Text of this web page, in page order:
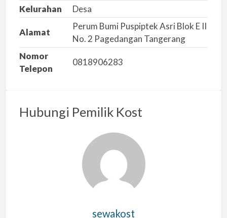
s
a
l
a
h
Kelurahan
Desa
Alamat
Perum Bumi Puspiptek Asri Blok E II
No. 2 Pagedangan Tangerang
Nomor
Telepon
0818906283
Hubungi Pemilik Kost
sewakost